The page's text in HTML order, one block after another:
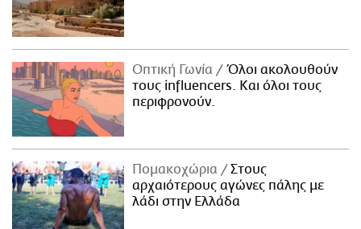
Οπτική Γωνία
Όλοι ακολουθούν
τους influencers. Και όλοι τους
περιφρονούν.
Πομακοχώρια
Στους
αρχαιότερους αγώνες πάλης με
λάδι στην Ελλάδα